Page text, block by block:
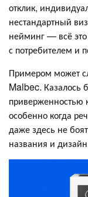
отклик,
нестандартный
нейминг — всё это
с потребителем и
Примером может
Malbec. Казалось
приверженностью
особенно когда
даже здесь не
названия и